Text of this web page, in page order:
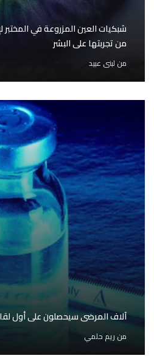
شبكيات العين المزروعة في
من تجربتها على البشر
من لبنى عبيد
آلاف المرضى سيحصلون على أول
من ريم حلمي